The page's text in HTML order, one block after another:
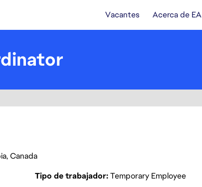
Vacantes Acerca de EA
Canada
Tipo de trabajador Temporary Employee